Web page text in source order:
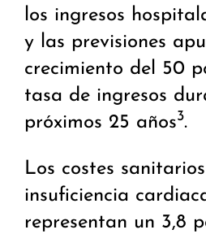
los ingresos
y las previsiones
crecimiento del 50
tasa de ingresos
próximos 25 años3.
Los costes
insuficiencia
representan un 3,8